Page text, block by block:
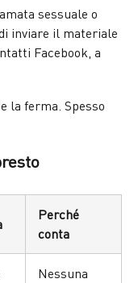
sessuale o
inviare il materiale
Facebook, a
la ferma. Spesso
Perché
conta
Nessuna